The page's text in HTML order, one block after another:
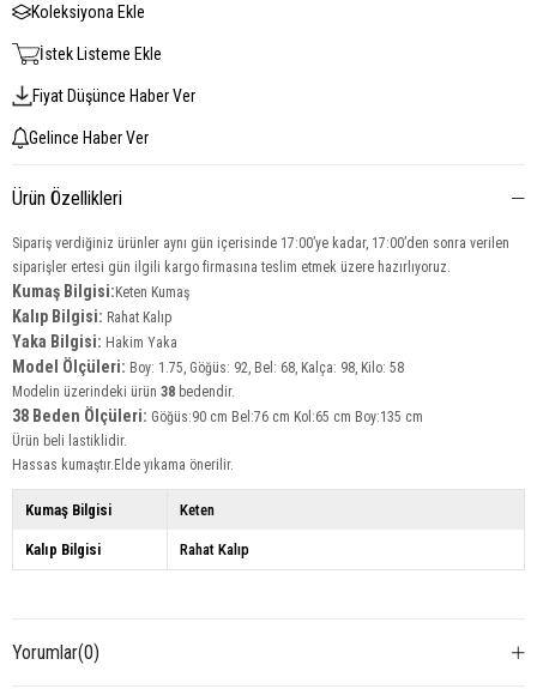
Koleksiyona Ekle
İstek Listeme Ekle
Fiyat Düşünce Haber Ver
Gelince Haber Ver
Ürün Özellikleri
Sipariş verdiğiniz ürünler aynı gün içerisinde 17:00’ye kadar, 17:00’den sonra verilen
siparişler ertesi gün ilgili kargo firmasına teslim etmek üzere hazırlıyoruz.
Kumaş Bilgisi: Keten Kumaş
Kalıp Bilgisi: Rahat Kalıp
Yaka Bilgisi: Hakim Yaka
Model Ölçüleri: Boy: 1.75, Göğüs: 92, Bel: 68, Kalça: 98, Kilo: 58
Modelin üzerindeki ürün 38 bedendir.
38 Beden Ölçüleri: Göğüs:90 cm Bel:76 cm Kol:65 cm Boy:135 cm
Ürün beli lastiklidir.
Hassas kumaştır.Elde yıkama önerilir.
Kumaş Bilgisi Keten
Kalıp Bilgisi Rahat Kalıp
Yorumlar(0)